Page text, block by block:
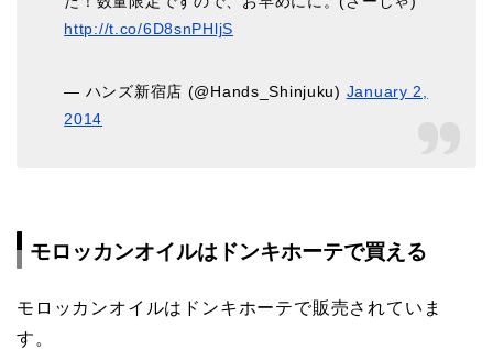
http://t.co/6D8snPHljS
— ハンズ新宿店 (@Hands_Shinjuku) January 2,
2014
モロッカンオイルはドンキホーテで買える
モロッカンオイルはドンキホーテで販売されていま
す。